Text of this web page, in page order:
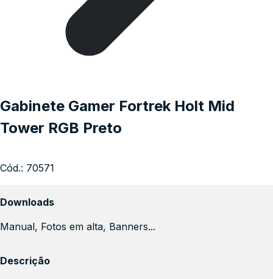
Gabinete Gamer Fortrek Holt Mid
Tower RGB Preto
Cód.: 70571
Downloads
Manual, Fotos em alta, Banners...
Descrição